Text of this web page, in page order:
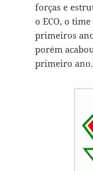
forças e
o ECO, o
primeiros
porém
primeiro ano.